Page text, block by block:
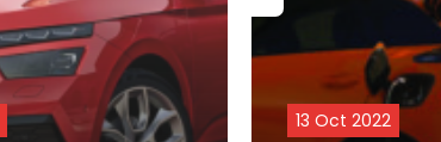
13 Oct 2022